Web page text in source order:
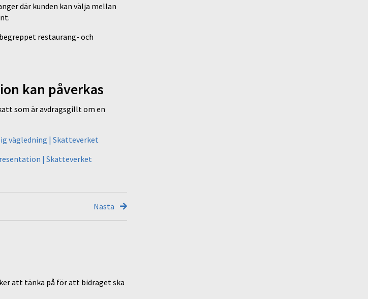
där kunden kan välja mellan
restaurang- och
kan påverkas
som är avdragsgillt om en
vägledning | Skatteverket
| Skatteverket
Nästa
att tänka på för att bidraget ska